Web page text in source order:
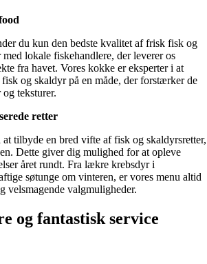
du kun den bedste kvalitet af frisk fisk og
lokale fiskehandlere, der leverer os
fra havet. Vores kokke er eksperter i at
og skaldyr på en måde, der forstærker de
teksturer.
retter
tilbyde en bred vifte af fisk og skaldyrsretter,
Dette giver dig mulighed for at opleve
året rundt. Fra lækre krebsdyr i
søtunge om vinteren, er vores menu altid
velsmagende valgmuligheder.
og fantastisk service